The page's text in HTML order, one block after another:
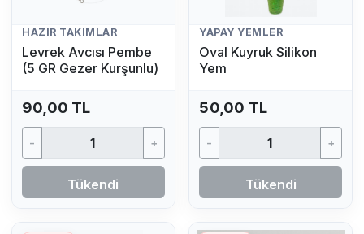
HAZIR TAKIMLAR
Levrek Avcısı Pembe
(5 GR Gezer Kurşunlu)
90,00 TL
- +
Tükendi
YAPAY YEMLER
Oval Kuyruk Silikon
Yem
50,00 TL
- +
Tükendi